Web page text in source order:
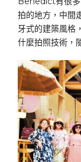
拍的地方，中間
牙式的建築風格
什麼拍照技術，